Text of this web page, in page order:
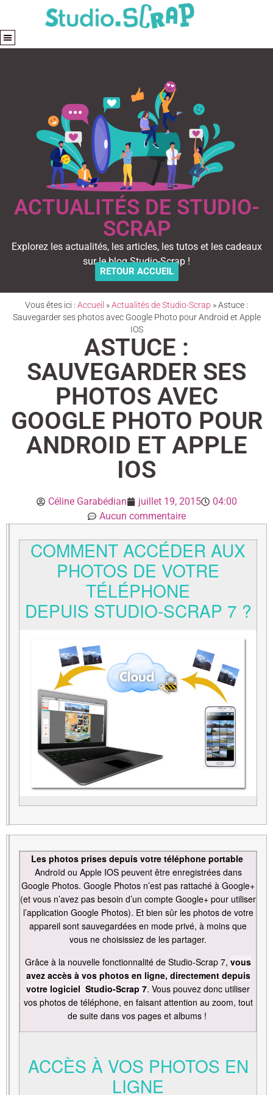
ACTUALITÉS DE STUDIO-
SCRAP
Explorez les actualités, les articles, les tutos et les cadeaux
sur le blog Studio-Scrap !
RETOUR ACCUEIL
Vous êtes ici : Accueil »Actualités de Studio-Scrap »Astuce :
Sauvegarder ses photos avec Google Photo pour Android et Apple
IOS
ASTUCE :
SAUVEGARDER SES
PHOTOS AVEC
GOOGLE PHOTO POUR
ANDROID ET APPLE
IOS
Céline Garabédian juillet 19, 2015
04:00
Aucun commentaire
COMMENT ACCÉDER AUX
PHOTOS DE VOTRE
TÉLÉPHONE
DEPUIS STUDIO-SCRAP 7 ?
Les photos prises depuis votre téléphone portable
Androïd ou Apple IOS peuvent être enregistrées dans
Google Photos. Google Photos n’est pas rattaché à Google+
(et vous n’avez pas besoin d’un compte Google+ pour utiliser
l’application Google Photos). Et bien sûr les photos de votre
appareil sont sauvegardées en mode privé, à moins que
vous ne choisissiez de les partager.
Grâce à la nouvelle fonctionnalité de Studio-Scrap 7, vous
avez accès à vos photos en ligne, directement depuis
votre logiciel Studio-Scrap 7. Vous pouvez donc utiliser
vos photos de téléphone, en faisant attention au zoom, tout
de suite dans vos pages et albums !
ACCÈS À VOS PHOTOS EN
LIGNE